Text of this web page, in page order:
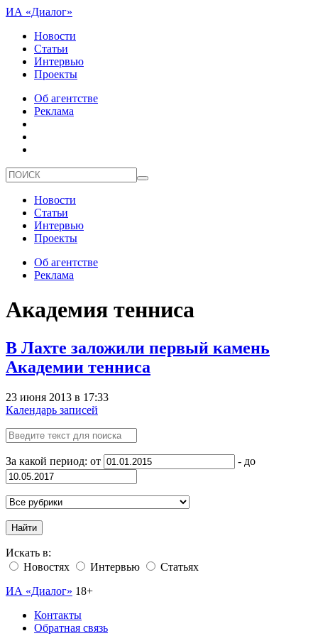
ИА «Диалог»
Новости
Статьи
Интервью
Проекты
Об агентстве
Реклама
Новости
Статьи
Интервью
Проекты
Об агентстве
Реклама
Академия тенниса
В Лахте заложили первый камень
Академии тенниса
23 июня 2013 в 17:33
Календарь записей
За какой период: от - до
Найти
Искать в:
Новостях
Интервью
Статьях
ИА «Диалог» 18+
Контакты
Обратная связь